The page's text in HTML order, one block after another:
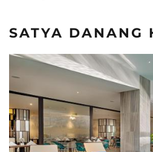
SATYA DANANG